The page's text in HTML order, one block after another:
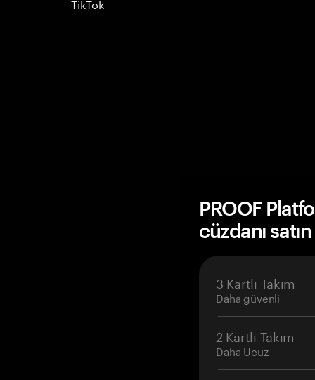
PROOF
cüzdanı
3 Kartlı Takım
Daha güvenli
2 Kartlı Takım
Daha Ucuz